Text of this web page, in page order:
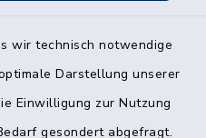
wir technisch notwendige
Darstellung unserer
Einwilligung zur Nutzung
gesondert abgefragt.